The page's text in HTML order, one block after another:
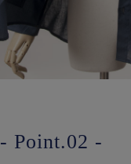
- Point.02 -